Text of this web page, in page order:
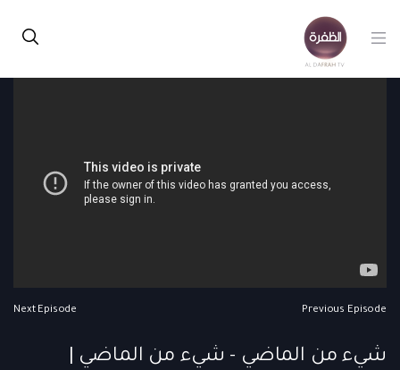
Previous Episode
Next Episode
شيء من الماضي - شيء من الماضي |